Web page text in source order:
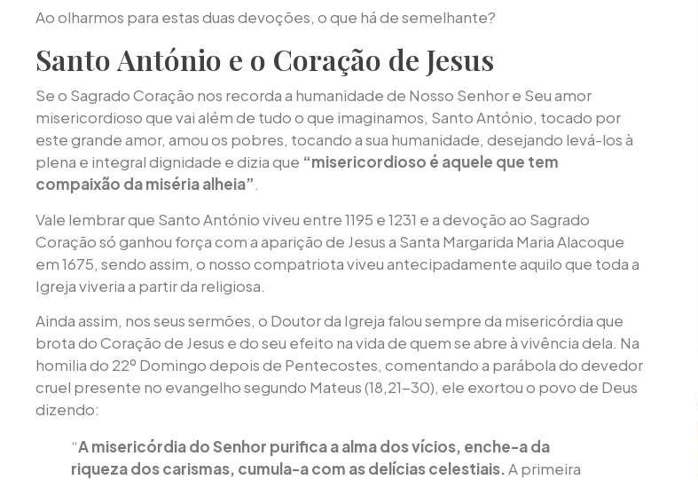
Ao olharmos para estas duas devoções, o que há de semelhante?
Santo António e o Coração de Jesus
Se o Sagrado Coração nos recorda a humanidade de Nosso Senhor e Seu amor
misericordioso que vai além de tudo o que imaginamos, Santo António, tocado por
este grande amor, amou os pobres, tocando a sua humanidade, desejando levá-los à
plena e integral dignidade e dizia que “misericordioso é aquele que tem
compaixão da miséria alheia”.
Vale lembrar que Santo António viveu entre 1195 e 1231 e a devoção ao Sagrado
Coração só ganhou força com a aparição de Jesus a Santa Margarida Maria Alacoque
em 1675, sendo assim, o nosso compatriota viveu antecipadamente aquilo que toda a
Igreja viveria a partir da religiosa.
Ainda assim, nos seus sermões, o Doutor da Igreja falou sempre da misericórdia que
brota do Coração de Jesus e do seu efeito na vida de quem se abre à vivência dela. Na
homilia do 22º Domingo depois de Pentecostes, comentando a parábola do devedor
cruel presente no evangelho segundo Mateus (18,21-30), ele exortou o povo de Deus
dizendo:
“A misericórdia do Senhor purifica a alma dos vícios, enche-a da
riqueza dos carismas, cumula-a com as delícias celestiais.A primeira